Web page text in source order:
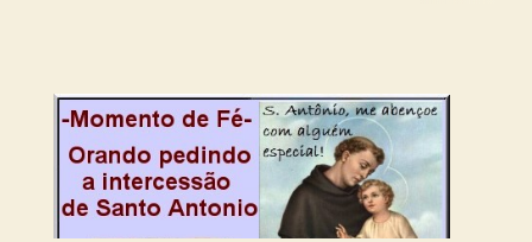
no programa de rádio Momento de Fé, pela cura dos
relacionamentos. Seu relacionamento está doente? Você está
sofrendo? Então ouça o Momento de Fé e entre nesta corrente
de orações abençoadas, d eixe o Amor Ágape de Jesus curar e
restaurar você e seu relacionamento. Adriana-Devoção e Fé